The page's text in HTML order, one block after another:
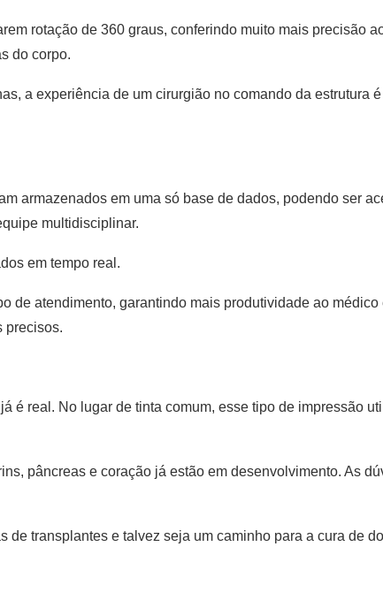
rotação de 360 graus, conferindo muito mais precisão
do corpo.
a experiência de um cirurgião no comando da estrutura
armazenados em uma só base de dados, podendo ser
multidisciplinar.
em tempo real.
de atendimento, garantindo mais produtividade ao
precisos.
é real. No lugar de tinta comum, esse tipo de impressão
pâncreas e coração já estão em desenvolvimento. As
transplantes e talvez seja um caminho para a cura de